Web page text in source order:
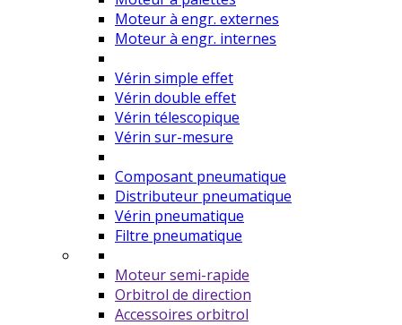
Moteur à engr. externes
Moteur à engr. internes
Vérin simple effet
Vérin double effet
Vérin télescopique
Vérin sur-mesure
Composant pneumatique
Distributeur pneumatique
Vérin pneumatique
Filtre pneumatique
Moteur semi-rapide
Orbitrol de direction
Accessoires orbitrol